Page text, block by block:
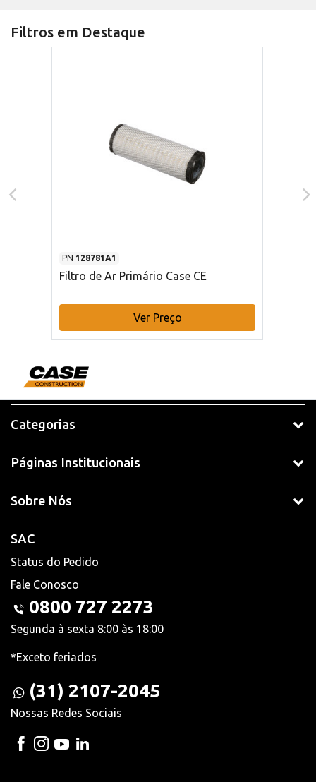
Filtros em Destaque
PN 128781A1
Filtro de Ar Primário Case CE
Ver Preço
Categorias
Páginas Institucionais
Sobre Nós
SAC
Status do Pedido
Fale Conosco
0800 727 2273
Segunda à sexta 8:00 às 18:00
*Exceto feriados
(31) 2107-2045
Nossas Redes Sociais